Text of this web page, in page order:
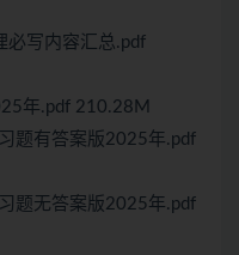
必写内容汇总.pdf
年.pdf 210.28M
题有答案版2025年.pdf
题无答案版2025年.pdf